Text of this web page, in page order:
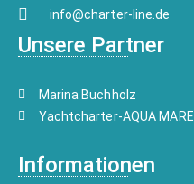
info@charter-line.de
Unsere Partner
Marina Buchholz
Yachtcharter-AQUA MARE
Informationen